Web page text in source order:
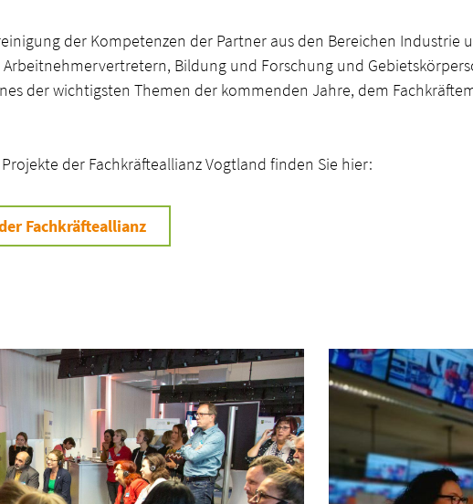
der Kompetenzen der Partner aus den Bereichen Industrie
Bildung und Forschung und
der wichtigsten Themen der kommenden Jahre, dem
der Fachkräfteallianz Vogtland finden Sie hier:
Fachkräfteallianz